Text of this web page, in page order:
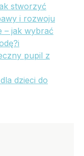
stworzyć
i rozwoju
– jak wybrać
pupil z
dzieci do